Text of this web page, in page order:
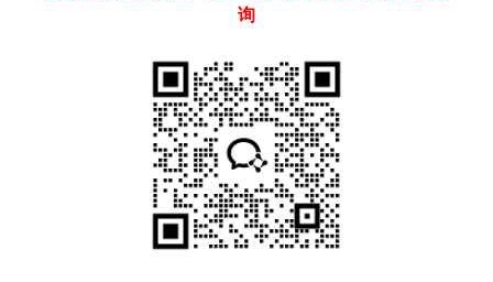
询